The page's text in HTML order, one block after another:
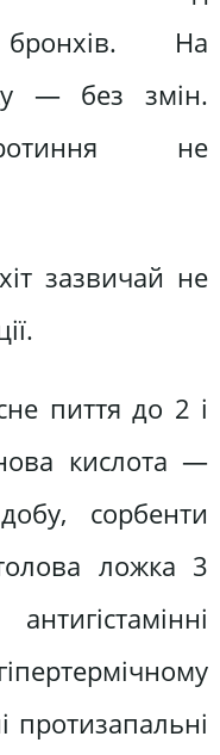
На
— без змін.
не
зазвичай не
пиття до 2 і
кислота —
сорбенти
ложка 3
протизапальні